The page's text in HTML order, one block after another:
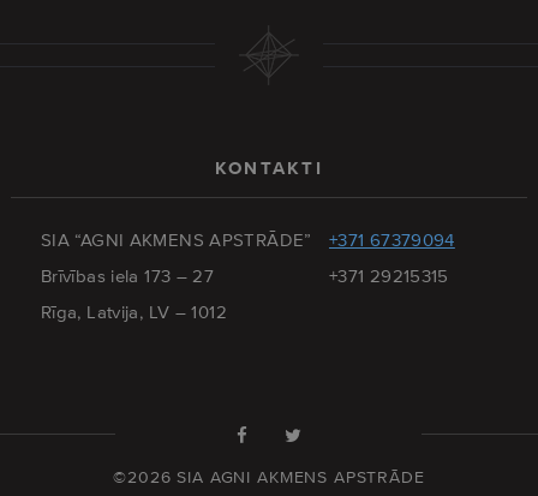
KONTAKTI
SIA “AGNI AKMENS APSTRĀDE”
Brīvības iela 173 – 27
Rīga, Latvija, LV – 1012
+371 67379094
+371 29215315
©2026 SIA AGNI AKMENS APSTRĀDE